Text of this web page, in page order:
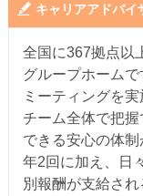
キャリアアドバイ
全国に367拠点以
グループホーム
ミーティングを
チーム全体で把
できる安心の体
年2回に加え、日
別報酬が支給さ